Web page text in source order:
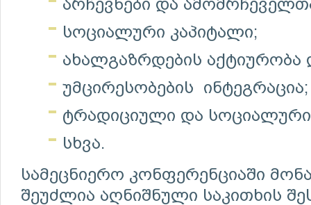
არჩევნები და
სოციალური კაპიტალი;
ახალგაზრდების აქტიურობა
უმცირესობების ინტეგრაცია;
ტრადიციული და
სხვა.
სამეცნიერო კონფერენციაში
შეუძლია აღნიშნული საკითხის